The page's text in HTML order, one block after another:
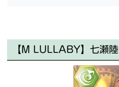
【M LULLABY】七瀬陸